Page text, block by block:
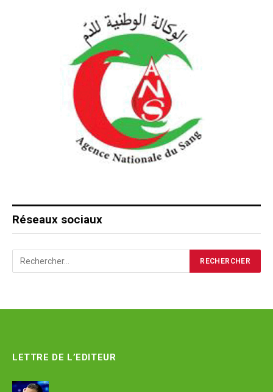
Réseaux sociaux
LETTRE DE L’EDITEUR